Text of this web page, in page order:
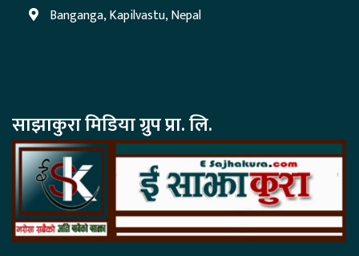
Banganga, Kapilvastu, Nepal
साझाकुरा मिडिया ग्रुप प्रा. लि.